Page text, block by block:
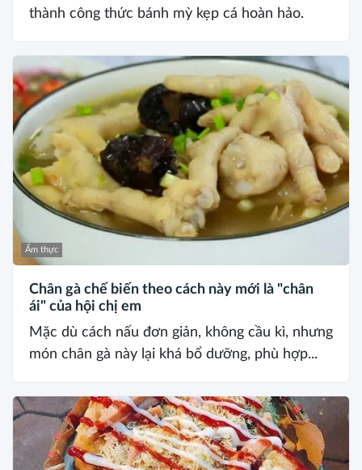
thành công thức bánh mỳ kẹp cá hoàn hảo.
Ẩm thực
Chân gà chế biến theo cách này mới là "chân
ái" của hội chị em
Mặc dù cách nấu đơn giản, không cầu kì, nhưng
món chân gà này lại khá bổ dưỡng, phù hợp...